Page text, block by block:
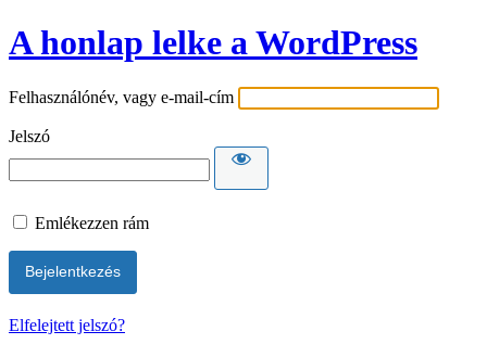
A honlap lelke a WordPress
Felhasználónév, vagy e-mail-cím
Jelszó
Emlékezzen rám
Elfelejtett jelszó?